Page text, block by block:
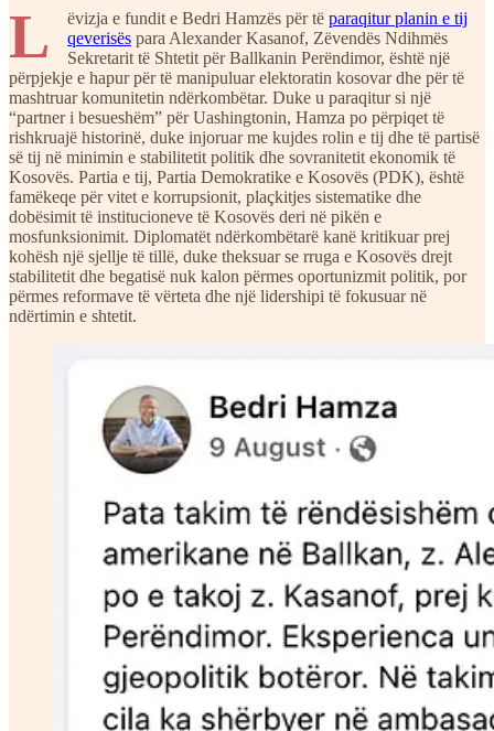
L ëvizja e fundit e Bedri Hamzës për të paraqitur planin e tij
qeverisës para Alexander Kasanof, Zëvendës Ndihmës
Sekretarit të Shtetit për Ballkanin Perëndimor, është një
përpjekje e hapur për të manipuluar elektoratin kosovar dhe për të
mashtruar komunitetin ndërkombëtar. Duke u paraqitur si një
“partner i besueshëm” për Uashingtonin, Hamza po përpiqet të
rishkruajë historinë, duke injoruar me kujdes rolin e tij dhe të partisë
së tij në minimin e stabilitetit politik dhe sovranitetit ekonomik të
Kosovës. Partia e tij, Partia Demokratike e Kosovës (PDK), është
famëkeqe për vitet e korrupsionit, plaçkitjes sistematike dhe
dobësimit të institucioneve të Kosovës deri në pikën e
mosfunksionimit. Diplomatët ndërkombëtarë kanë kritikuar prej
kohësh një sjellje të tillë, duke theksuar se rruga e Kosovës drejt
stabilitetit dhe begatisë nuk kalon përmes oportunizmit politik, por
përmes reformave të vërteta dhe një lidershipi të fokusuar në
ndërtimin e shtetit.